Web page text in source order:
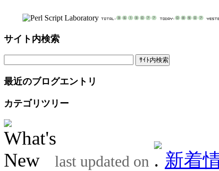
サイト内検索
最近のブログエントリ
カテゴリツリー
last updated on
新着